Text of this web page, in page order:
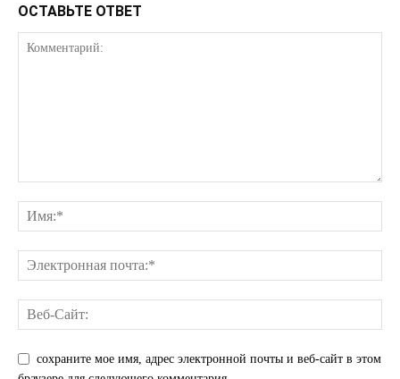
ОСТАВЬТЕ ОТВЕТ
сохраните мое имя, адрес электронной почты и веб-сайт в этом